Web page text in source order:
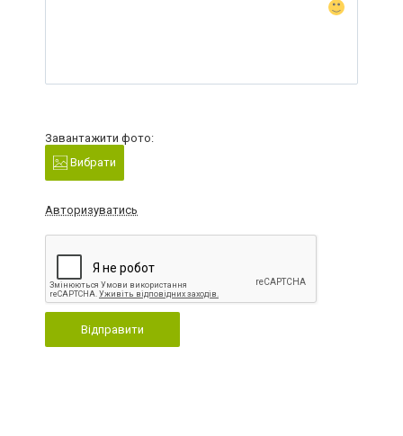
Завантажити фото:
Вибрати
Авторизуватись
Відправити